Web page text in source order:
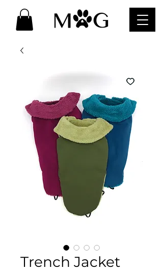
Trench Jacket